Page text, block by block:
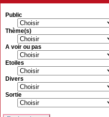
Public
Thème(s)
A voir ou pas
Etoiles
Divers
Sortie